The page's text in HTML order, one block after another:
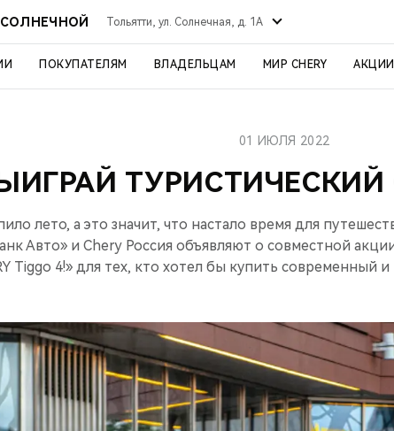
СОЛНЕЧНОЙ Тольятти, ул. Солнечная, д. 1А
ПОКУПАТЕЛЯМ ВЛАДЕЛЬЦАМ МИР CHERY АКЦИИ
01 ИЮЛЯ 2022
лето, а это значит, что настало время для
Авто» и Chery Россия объявляют о совместной
Tiggo 4!» для тех, кто хотел бы купить современный